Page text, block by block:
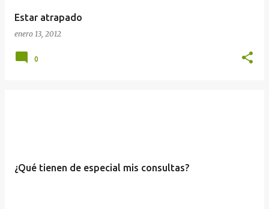
Estar atrapado
enero 13, 2012
0
¿Qué tienen de especial mis consultas?